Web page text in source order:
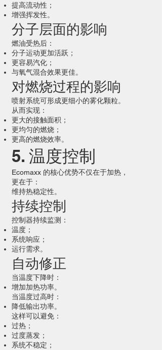
提高流动性；
增强挥发性。
分子层面的影响
燃油受热后：
分子运动更加活跃；
更容易汽化；
与氧气混合效果更佳。
对燃烧过程的影响
喷射系统可形成更细小的雾化颗粒。
从而实现：
更大的接触面积；
更均匀的燃烧；
更高的燃烧效率。
5. 温度控制
Ecomaxx 的核心优势不仅在于加热，
更在于：
维持热稳定性。
持续控制
控制器持续监测：
温度；
系统响应；
运行需求。
自动修正
当温度下降时：
增加加热功率。
当温度过高时：
降低输出功率。
这样可以避免：
过热；
过度蒸发；
系统不稳定；